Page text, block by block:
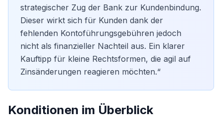
strategischer Zug der Bank zur Kundenbindung.
Dieser wirkt sich für Kunden dank der
fehlenden Kontoführungsgebühren jedoch
nicht als finanzieller Nachteil aus. Ein klarer
Kauftipp für kleine Rechtsformen, die agil auf
Zinsänderungen reagieren möchten.“
Konditionen im Überblick